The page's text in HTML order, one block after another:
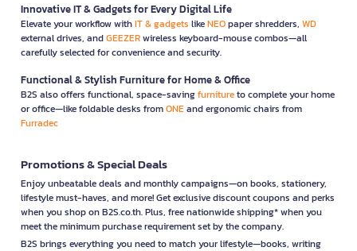
Innovative IT & Gadgets for Every Digital Life
Elevate your workflow withIT & gadgets likeNEOpaper shredders, WD
external drives, andGEEZERwireless keyboard-mouse combos—all
carefully selected for convenience and security.
Functional & Stylish Furniture for Home & Office
B2S also offers functional, space-savingfurnitureto complete your home
or office—like foldable desks fromONEand ergonomic chairs from
Furradec
Promotions & Special Deals
Enjoy unbeatable deals and monthly campaigns—on books, stationery,
lifestyle must-haves, and more! Get exclusive discount coupons and perks
when you shop on B2S.co.th. Plus, free nationwide shipping* when you
meet the minimum purchase requirement set by the company.
B2S brings everything you need to match your lifestyle—books, writing